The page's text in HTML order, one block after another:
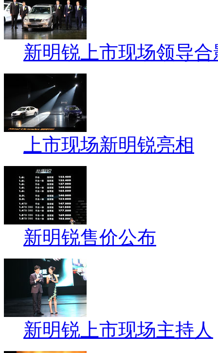
新明锐上市现场领导合
上市现场新明锐亮相
新明锐售价公布
新明锐上市现场主持人